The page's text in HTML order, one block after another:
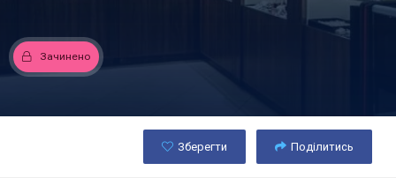
Зачинено
Зберегти Поділитись